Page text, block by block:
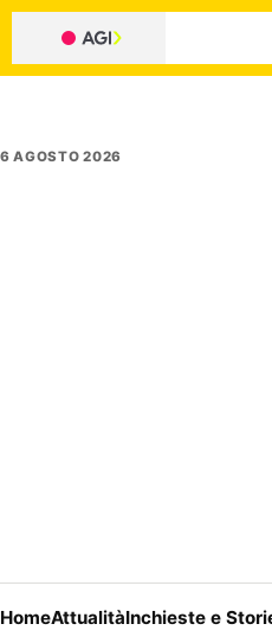
6 AGOSTO 2026
HomeAttualitàInchieste e